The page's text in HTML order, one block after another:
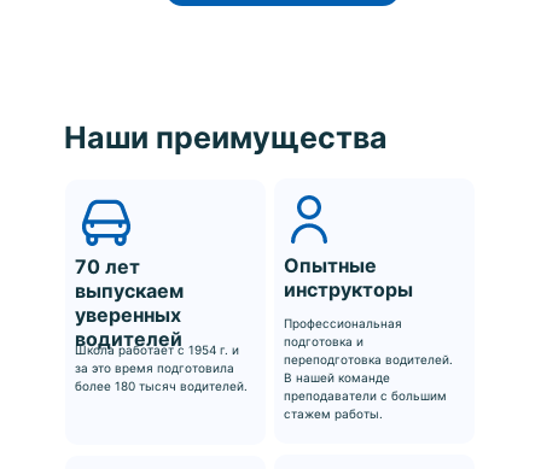
Наши преимущества
70 лет
выпускаем
уверенных
водителей
Школа работает с 1954 г. и
за это время подготовила
более 180 тысяч водителей.
Опытные
инструкторы
Профессиональная
подготовка и
переподготовка водителей.
В нашей команде
преподаватели с большим
стажем работы.